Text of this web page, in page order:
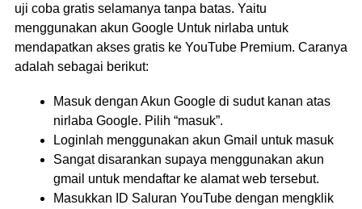
uji coba gratis selamanya tanpa batas. Yaitu
menggunakan akun Google Untuk nirlaba untuk
mendapatkan akses gratis ke YouTube Premium. Caranya
adalah sebagai berikut:
Masuk dengan Akun Google di sudut kanan atas
nirlaba Google. Pilih “masuk”.
Loginlah menggunakan akun Gmail untuk masuk
Sangat disarankan supaya menggunakan akun
gmail untuk mendaftar ke alamat web tersebut.
Masukkan ID Saluran YouTube dengan mengklik